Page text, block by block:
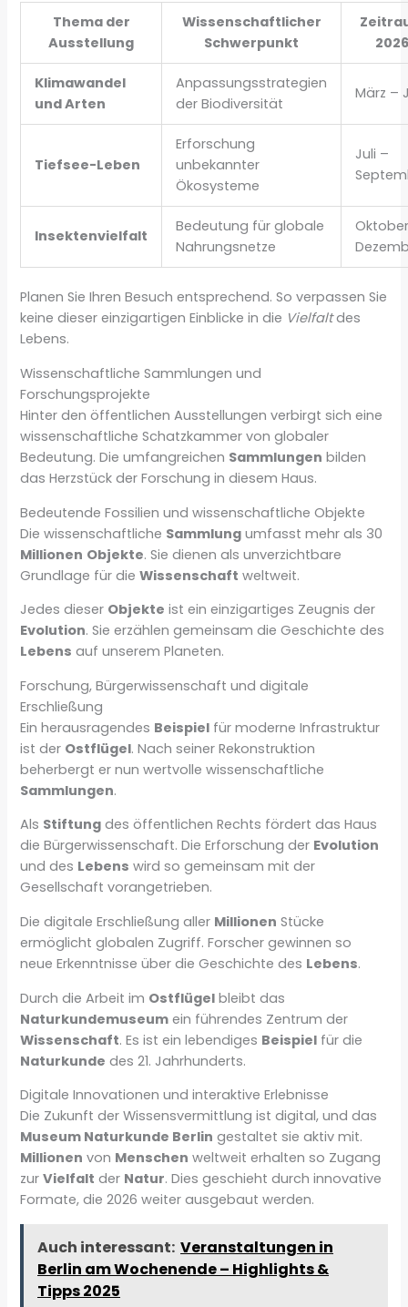
Thema der
Ausstellung
Wissenschaftlicher
Schwerpunkt
Klimawandel
und Arten
Anpassungsstrategien
der Biodiversität
März –
Tiefsee-Leben
Erforschung
unbekannter
Ökosysteme
Juli –
Insektenvielfalt
Bedeutung für globale
Nahrungsnetze
Planen Sie Ihren Besuch entsprechend. So verpassen Sie
keine dieser einzigartigen Einblicke in die Vielfaltdes
Lebens.
Wissenschaftliche Sammlungen und
Forschungsprojekte
Hinter den öffentlichen Ausstellungen verbirgt sich eine
wissenschaftliche Schatzkammer von globaler
Bedeutung. Die umfangreichen Sammlungen bilden
das Herzstück der Forschung in diesem Haus.
Bedeutende Fossilien und wissenschaftliche Objekte
Die wissenschaftliche Sammlung umfasst mehr als 30
Millionen Objekte. Sie dienen als unverzichtbare
Grundlage für dieWissenschaft weltweit.
Jedes dieser Objekte ist ein einzigartiges Zeugnis der
Evolution. Sie erzählen gemeinsam die Geschichte des
Lebens auf unserem Planeten.
Forschung, Bürgerwissenschaft und digitale
Erschließung
Ein herausragendes Beispiel für moderne Infrastruktur
ist der Ostflügel. Nach seiner Rekonstruktion
beherbergt er nun wertvolle wissenschaftliche
Sammlungen.
Als Stiftung des öffentlichen Rechts fördert das Haus
die Bürgerwissenschaft. Die Erforschung der Evolution
und des Lebens wird so gemeinsam mit der
Gesellschaft vorangetrieben.
Die digitale Erschließung aller Millionen Stücke
ermöglicht globalen Zugriff. Forscher gewinnen so
neue Erkenntnisse über die Geschichte des Lebens.
Durch die Arbeit im Ostflügel bleibt das
Naturkundemuseum ein führendes Zentrum der
Wissenschaft. Es ist ein lebendiges Beispiel für die
Naturkunde des 21. Jahrhunderts.
Digitale Innovationen und interaktive Erlebnisse
Die Zukunft der Wissensvermittlung ist digital, und das
Museum Naturkunde Berlin gestaltet sie aktiv mit.
Millionen von Menschen weltweit erhalten so Zugang
zurVielfalt der Natur. Dies geschieht durch innovative
Formate, die 2026 weiter ausgebaut werden.
Auch interessant: Veranstaltungen in
Berlin am Wochenende – Highlights &
Tipps 2025